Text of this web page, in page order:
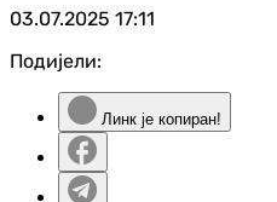
03.07.2025 17:11
Подијели:
Линк је копиран!